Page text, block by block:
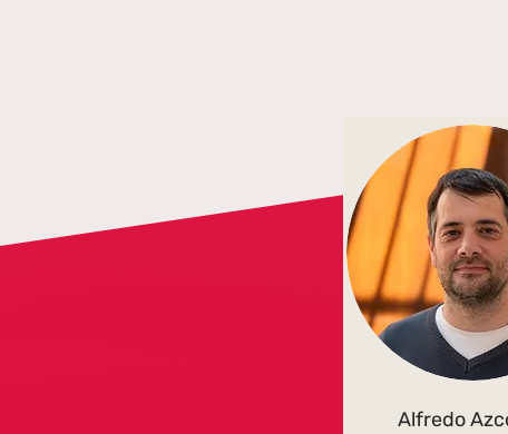
Alfredo